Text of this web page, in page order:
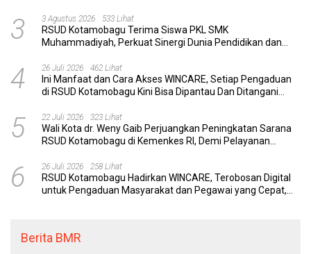
3 3 Agustus 2026 533 Lihat
RSUD Kotamobagu Terima Siswa PKL SMK
Muhammadiyah, Perkuat Sinergi Dunia Pendidikan dan
4 26 Juli 2026 462 Lihat
Ini Manfaat dan Cara Akses WINCARE, Setiap Pengaduan
di RSUD Kotamobagu Kini Bisa Dipantau Dan Ditangani
5 22 Juli 2026 323 Lihat
Wali Kota dr. Weny Gaib Perjuangkan Peningkatan Sarana
RSUD Kotamobagu di Kemenkes RI, Demi Pelayanan
6 26 Juli 2026 258 Lihat
RSUD Kotamobagu Hadirkan WINCARE, Terobosan Digital
untuk Pengaduan Masyarakat dan Pegawai yang Cepat,
Berita BMR